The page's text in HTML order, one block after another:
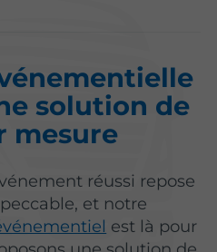
solution de
mesure
réussi repose
et notre
est là pour